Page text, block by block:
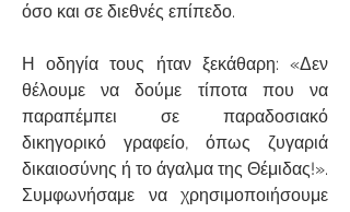
όσο και σε διεθνές επίπεδο.
Η οδηγία τους ήταν ξεκάθαρη: «Δεν
θέλουμε να δούμε τίποτα που να
παραπέμπει σε παραδοσιακό
δικηγορικό γραφείο, όπως ζυγαριά
δικαιοσύνης ή το άγαλμα της Θέμιδας!».
Συμφωνήσαμε να χρησιμοποιήσουμε